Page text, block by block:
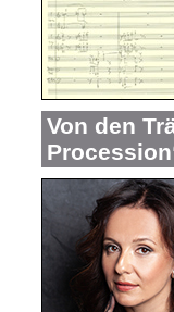
Von den